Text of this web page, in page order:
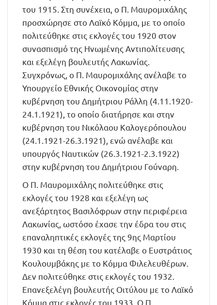
του 1915. Στη συνέχεια, ο Π. Μαυρομιχάλης
προσχώρησε στο Λαϊκό Κόμμα, με το οποίο
πολιτεύθηκε στις εκλογές του 1920 στον
συνασπισμό της Ηνωμένης Αντιπολίτευσης
και εξελέγη βουλευτής Λακωνίας.
Συγχρόνως, ο Π. Μαυρομιχάλης ανέλαβε το
Υπουργείο Εθνικής Οικονομίας στην
κυβέρνηση του Δημήτριου Ράλλη (4.11.1920-
24.1.1921), το οποίο διατήρησε και στην
κυβέρνηση του Νικόλαου Καλογερόπουλου
(24.1.1921-26.3.1921), ενώ ανέλαβε και
υπουργός Ναυτικών (26.3.1921-2.3.1922)
στην κυβέρνηση του Δημήτριου Γούναρη.
Ο Π. Μαυρομιχάλης πολιτεύθηκε στις
εκλογές του 1928 και εξελέγη ως
ανεξάρτητος Βασιλόφρων στην περιφέρεια
Λακωνίας, ωστόσο έχασε την έδρα του στις
επαναληπτικές εκλογές της 9ης Μαρτίου
1930 και τη θέση του κατέλαβε ο Ευστράτιος
Κουλουμβάκης με το Κόμμα Φιλελευθέρων.
Δεν πολιτεύθηκε στις εκλογές του 1932.
Επανεξελέγη βουλευτής Οιτύλου με το Λαϊκό
Κόμμα στις εκλογές του 1933. Ο Π.